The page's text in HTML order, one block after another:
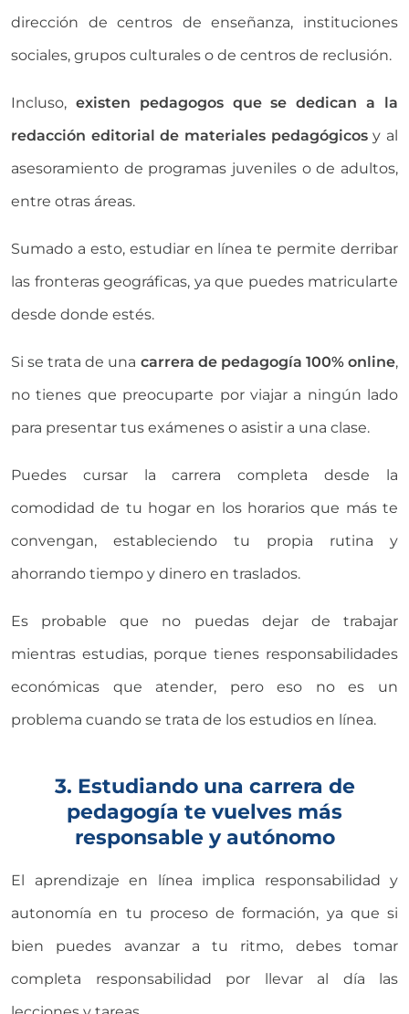
dirección de centros de enseñanza, instituciones
sociales, grupos culturales o de centros de reclusión.
Incluso, existen pedagogos que se dedican a la
redacción editorial de materiales pedagógicosy al
asesoramiento de programas juveniles o de adultos,
entre otras áreas.
Sumado a esto, estudiar en línea te permite derribar
las fronteras geográficas, ya que puedes matricularte
desde donde estés.
Si se trata de una carrera de pedagogía 100% online,
no tienes que preocuparte por viajar a ningún lado
para presentar tus exámenes o asistir a una clase.
Puedes cursar la carrera completa desde la
comodidad de tu hogar en los horarios que más te
convengan, estableciendo tu propia rutina y
ahorrando tiempo y dinero en traslados.
Es probable que no puedas dejar de trabajar
mientras estudias, porque tienes responsabilidades
económicas que atender, pero eso no es un
problema cuando se trata de los estudios en línea.
3. Estudiando una carrera de
pedagogía te vuelves más
responsable y autónomo
El aprendizaje en línea implica responsabilidad y
autonomía en tu proceso de formación, ya que si
bien puedes avanzar a tu ritmo, debes tomar
completa responsabilidad por llevar al día las